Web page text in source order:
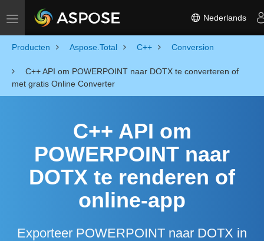
Toggle navigation Nederlands
Producten Aspose.Total C++ Conversion
C++ API om POWERPOINT naar DOTX te converteren of
met gratis Online Converter
C++ API om
POWERPOINT naar
DOTX te renderen of
online-app
Exporteer POWERPOINT naar DOTX in